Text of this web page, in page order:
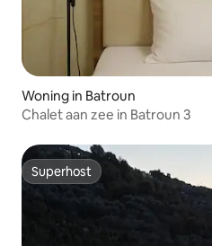
Woning in Batroun
Chalet aan zee in Batroun 3
Superhost
Superhost